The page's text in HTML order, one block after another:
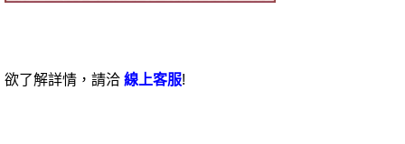
欲了解詳情，請洽 線上客服!